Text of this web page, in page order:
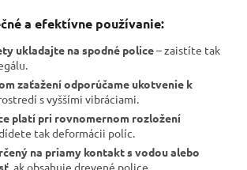
a efektívne používanie:
ukladajte na spodné police– zaistíte tak
zaťažení odporúčame ukotvenie k
s vyššími vibráciami.
platí pri rovnomernom rozložení
tak deformácii políc.
na priamy kontakt s vodou alebo
, ak obsahuje drevené police.